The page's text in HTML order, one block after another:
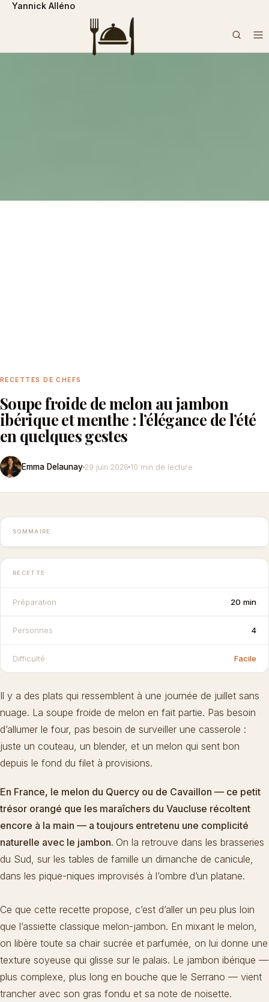
```php
Yannick Alléno
RECETTES DE CHEFS
Soupe froide de melon au jambon
ibérique et menthe : l’élégance de l’été
en quelques gestes
Emma Delaunay 29 juin 2026 10 min de lecture
SOMMAIRE
RECETTE
Préparation 20 min
Personnes 4
Difficulté Facile
Il y a des plats qui ressemblent à une journée de juillet sans
nuage. La soupe froide de melon en fait partie. Pas besoin
d’allumer le four, pas besoin de surveiller une casserole :
juste un couteau, un blender, et un melon qui sent bon
depuis le fond du filet à provisions.
En France, le melon du Quercy ou de Cavaillon — ce petit
trésor orangé que les maraîchers du Vaucluse récoltent
encore à la main — a toujours entretenu une complicité
naturelle avec le jambon. On la retrouve dans les brasseries
du Sud, sur les tables de famille un dimanche de canicule,
dans les pique-niques improvisés à l’ombre d’un platane.
Ce que cette recette propose, c’est d’aller un peu plus loin
que l’assiette classique melon-jambon. En mixant le melon,
on libère toute sa chair sucrée et parfumée, on lui donne une
texture soyeuse qui glisse sur le palais. Le jambon ibérique —
plus complexe, plus long en bouche que le Serrano — vient
trancher avec son gras fondu et sa note de noisette.